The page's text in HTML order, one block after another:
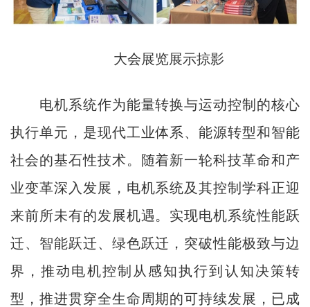
大会展览展示掠影
电机系统作为能量转换与运动控制的核心
执行单元，是现代工业体系、能源转型和智能
社会的基石性技术。随着新一轮科技革命和产
业变革深入发展，电机系统及其控制学科正迎
来前所未有的发展机遇。实现电机系统性能跃
迁、智能跃迁、绿色跃迁，突破性能极致与边
界，推动电机控制从感知执行到认知决策转
型，推进贯穿全生命周期的可持续发展，已成